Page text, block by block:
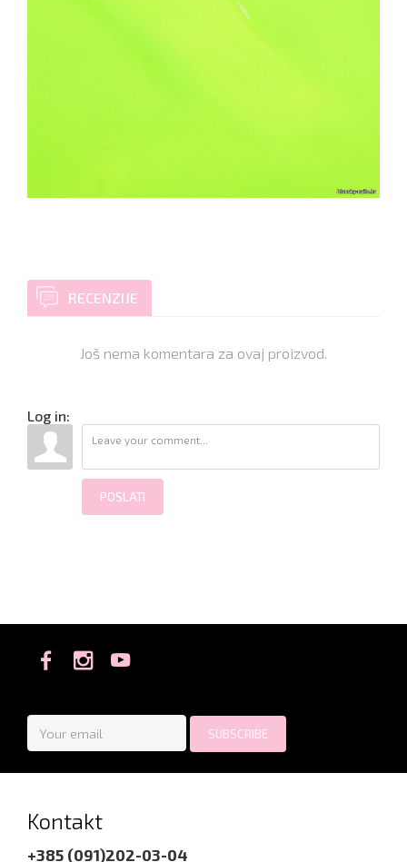
RECENZIJE
Još nema komentara za ovaj proizvod.
Log in:
POSLATI
Kontakt
+385 (091)202-03-04